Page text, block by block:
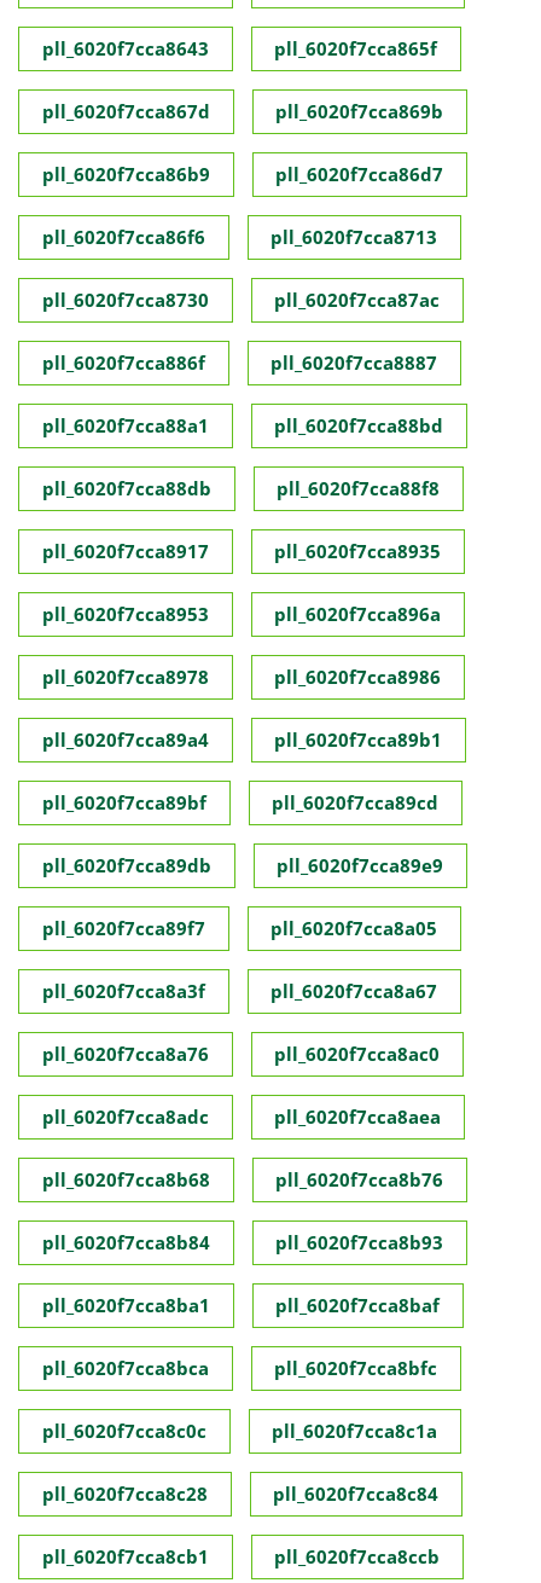
pll_6020f7cca8643 pll_6020f7cca865f
pll_6020f7cca867d pll_6020f7cca869b
pll_6020f7cca86b9 pll_6020f7cca86d7
pll_6020f7cca86f6 pll_6020f7cca8713
pll_6020f7cca8730 pll_6020f7cca87ac
pll_6020f7cca886f pll_6020f7cca8887
pll_6020f7cca88a1 pll_6020f7cca88bd
pll_6020f7cca88db pll_6020f7cca88f8
pll_6020f7cca8917 pll_6020f7cca8935
pll_6020f7cca8953 pll_6020f7cca896a
pll_6020f7cca8978 pll_6020f7cca8986
pll_6020f7cca89a4 pll_6020f7cca89b1
pll_6020f7cca89bf pll_6020f7cca89cd
pll_6020f7cca89db pll_6020f7cca89e9
pll_6020f7cca89f7 pll_6020f7cca8a05
pll_6020f7cca8a3f pll_6020f7cca8a67
pll_6020f7cca8a76 pll_6020f7cca8ac0
pll_6020f7cca8adc pll_6020f7cca8aea
pll_6020f7cca8b68 pll_6020f7cca8b76
pll_6020f7cca8b84 pll_6020f7cca8b93
pll_6020f7cca8ba1 pll_6020f7cca8baf
pll_6020f7cca8bca pll_6020f7cca8bfc
pll_6020f7cca8c0c pll_6020f7cca8c1a
pll_6020f7cca8c28 pll_6020f7cca8c84
pll_6020f7cca8cb1 pll_6020f7cca8ccb